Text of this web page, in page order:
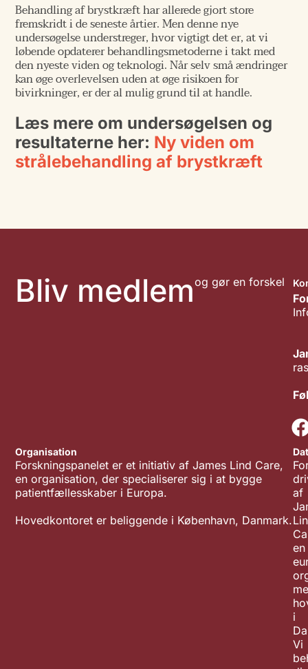
Behandling af brystkræft har allerede gjort store
fremskridt i de seneste årtier. Men denne nye
undersøgelse understreger, hvor vigtigt det er, at vi
løbende opdaterer behandlingsmetoderne i takt med
den nyeste viden og teknologi. Når selv små ændringer
kan øge overlevelsen uden at øge risikoen for
bivirkninger, er der al mulig grund til at handle.
Læs mere om undersøgelsen og
resultaterne her: Ny viden om
strålebehandling af brystkræft
Bliv medlemog gør en forskel
Organisation
Forskningspanelet er et initiativ af James Lind Care,
en organisation, der specialiserer sig i at bygge
patientfællesskaber i Europa.
Hovedkontoret er beliggende i København, Danmark.
af
en
i
Vi